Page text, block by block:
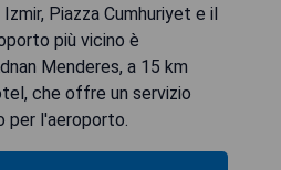
Piazza Cumhuriyet e il
più vicino è
Menderes, a 15 km
che offre un servizio
per l'aeroporto.